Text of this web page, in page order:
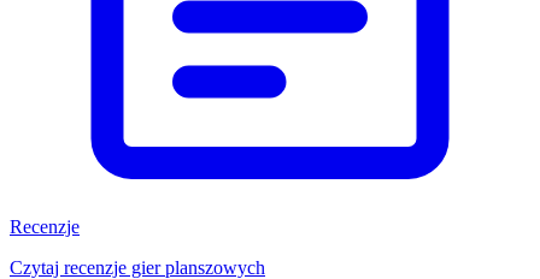
Recenzje
Czytaj recenzje gier planszowych